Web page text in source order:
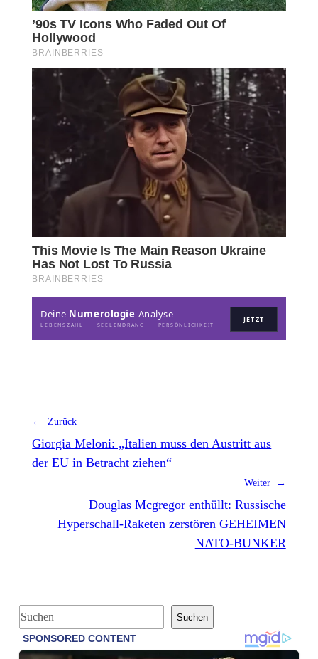
Deine Numerologie-Analyse
LEBENSZAHL · SEELENDRANG · PERSÖNLICHKEIT
JETZT
← Zurück
Giorgia Meloni: „Italien muss den Austritt aus
der EU in Betracht ziehen“
Weiter →
Douglas Mcgregor enthüllt: Russische
Hyperschall-Raketen zerstören GEHEIMEN
NATO-BUNKER
S
u
Suchen